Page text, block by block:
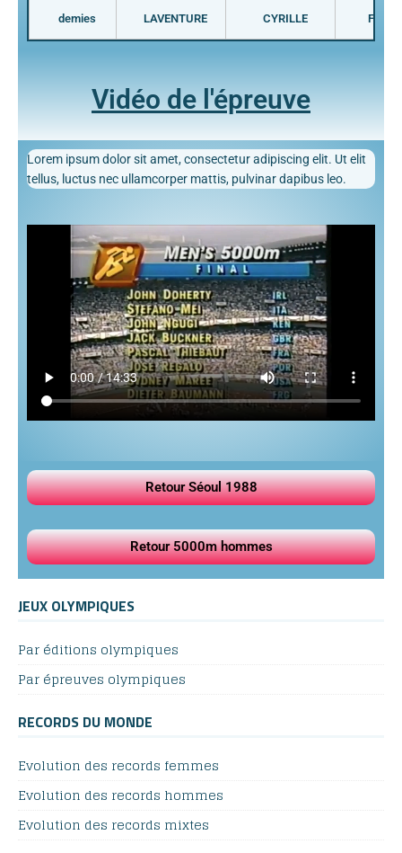
demies LAVENTURE CYRILLE FRA
Vidéo de l'épreuve
Lorem ipsum dolor sit amet, consectetur adipiscing elit. Ut elit
tellus, luctus nec ullamcorper mattis, pulvinar dapibus leo.
Retour Séoul 1988
Retour 5000m hommes
JEUX OLYMPIQUES
Par éditions olympiques
Par épreuves olympiques
RECORDS DU MONDE
Evolution des records femmes
Evolution des records hommes
Evolution des records mixtes